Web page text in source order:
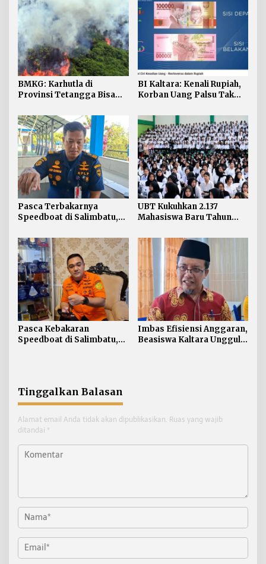
BMKG: Karhutla di
Provinsi Tetangga Bisa
Kaltara
BI Kaltara: Kenali Rupiah,
Korban Uang Palsu Tak
Pasca Terbakarnya
Speedboat di Salimbatu,
Pengawasan dan Edukasi
Awak Kapal
UBT Kukuhkan 2.137
Mahasiswa Baru Tahun
Pasca Kebakaran
Speedboat di Salimbatu,
Imbas Efisiensi Anggaran,
Beasiswa Kaltara Unggul
Tinggalkan Balasan
Alamat email Anda tidak akan dipublikasikan. Ruas yang wajib
ditandai *